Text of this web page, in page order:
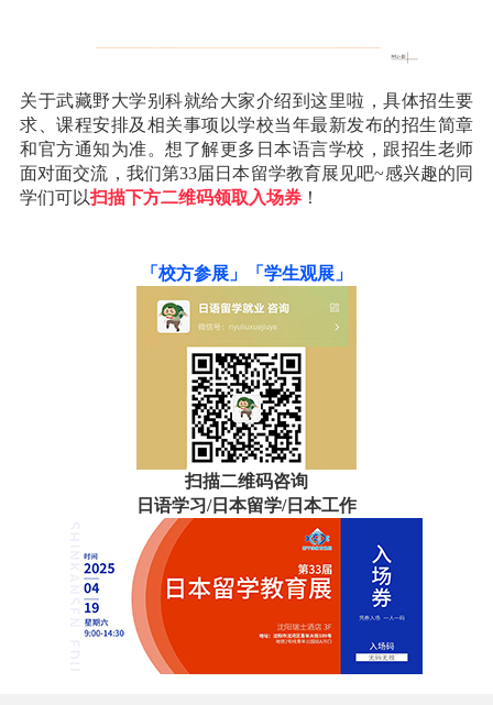
关于武藏野大学别科就给大家介绍到这里啦，具体招生要
求、课程安排及相关事项以学校当年最新发布的招生简章
和官方通知为准。 想了解更多日本语言学校，跟招生老师
面对面交流，我们第33届日本留学教育展见吧~感兴趣的同
学们可以扫描下方二维码领取入场券 ！
「校方参展」 「学生观展」
扫描二维码咨询
日语学习/日本留学/日本工作